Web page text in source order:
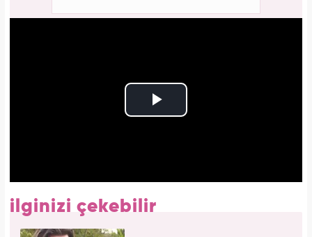
ilginizi çekebilir